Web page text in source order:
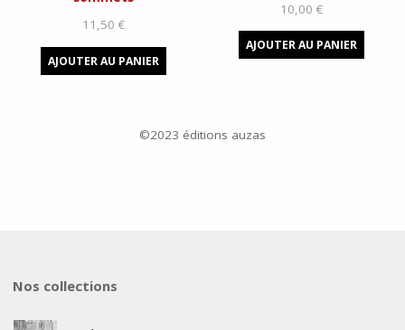
11,50€
AJOUTER AU PANIER
10,00 €
AJOUTER AU PANIER
©2023 éditions auzas
Nos collections